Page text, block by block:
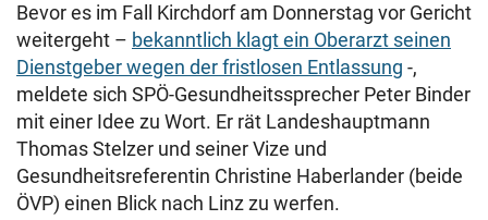
Bevor es im Fall Kirchdorf am Donnerstag vor Gericht
weitergeht – bekanntlich klagt ein Oberarzt seinen
Dienstgeber wegen der fristlosen Entlassung -,
meldete sich SPÖ-Gesundheitssprecher Peter Binder
mit einer Idee zu Wort. Er rät Landeshauptmann
Thomas Stelzer und seiner Vize und
Gesundheitsreferentin Christine Haberlander (beide
ÖVP) einen Blick nach Linz zu werfen.